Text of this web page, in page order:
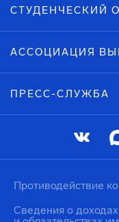
СТУДЕНЧЕСКИЙ
АССОЦИАЦИЯ
ПРЕСС-СЛУЖБА
Противодействие
Сведения о